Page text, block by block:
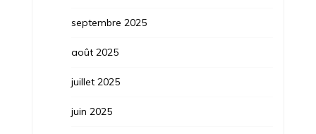
septembre 2025
août 2025
juillet 2025
juin 2025